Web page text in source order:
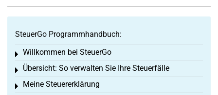
SteuerGo Programmhandbuch:
Willkommen bei SteuerGo
Toggle menu
Übersicht: So verwalten Sie Ihre Steuerfälle
Toggle menu
Meine Steuererklärung
Toggle menu